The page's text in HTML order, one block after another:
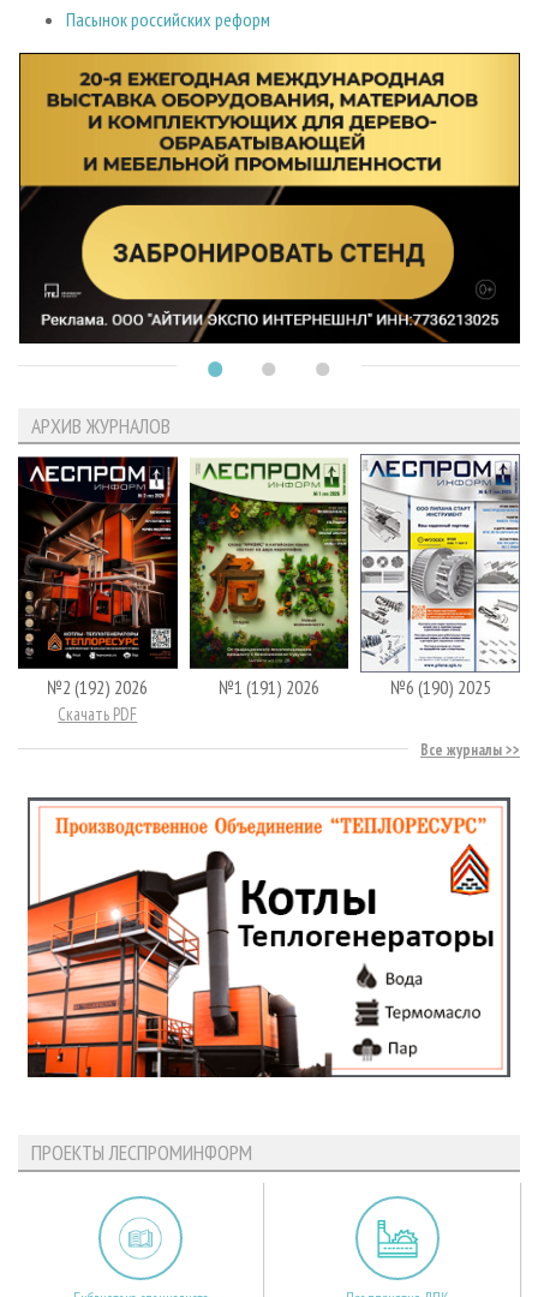
Пасынок российских реформ
АРХИВ ЖУРНАЛОВ
№2 (192) 2026
Скачать PDF
№1 (191) 2026 №6 (190) 2025
Все журналы
ПРОЕКТЫ ЛЕСПРОМИНФОРМ